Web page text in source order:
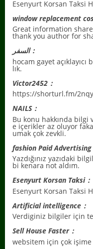
Esenyurt Korsan Taksi
window replacement
Great information
thank you author for
السفر：
hocam gayet
lık.
Victor2452：
https://shorturl.fm/
NAILS：
Bu konu hakkında bilgi
e içerikler az oluyor
umak çok zevkli.
fashion Paid Advertising
Yazdığınız yazıdaki
bi kenara not aldım.
Esenyurt Korsan Taksi：
Esenyurt Korsan Taksi
Artificial intelligence：
Verdiginiz bilgiler için
Sell House Faster：
websitem için çok